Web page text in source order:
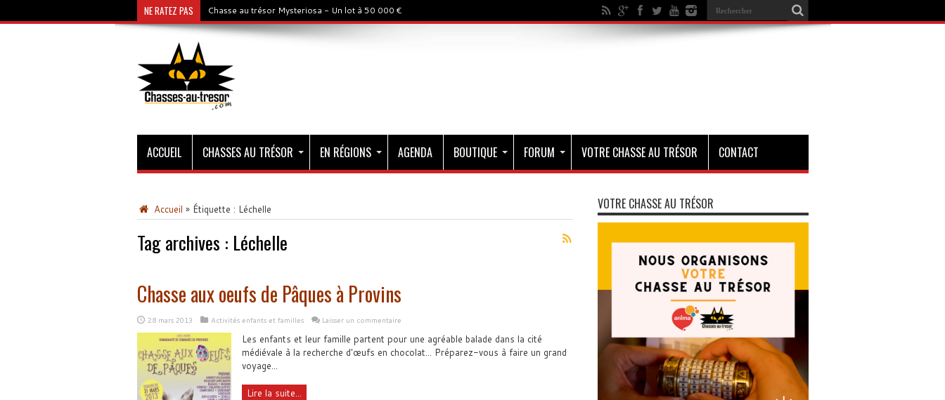
NE RATEZ PAS Chasse au trésor Mysteriosa - Un lot à 50 000 €
ACCUEIL CHASSES AU TRÉSOR EN RÉGIONS AGENDA BOUTIQUE FORUM VOTRE CHASSE AU TRÉSOR CONTACT
Accueil » Étiquette : Léchelle
Tag archives : Léchelle
Chasse aux oeufs de Pâques à Provins
28 mars 2013 Activités enfants et familles Laisser un commentaire
Les enfants et leur famille partent pour une agréable balade dans la cité
médiévale à la recherche d'œufs en chocolat... Préparez-vous à faire un grand
voyage...
Lire la suite...
VOTRE CHASSE AU TRÉSOR